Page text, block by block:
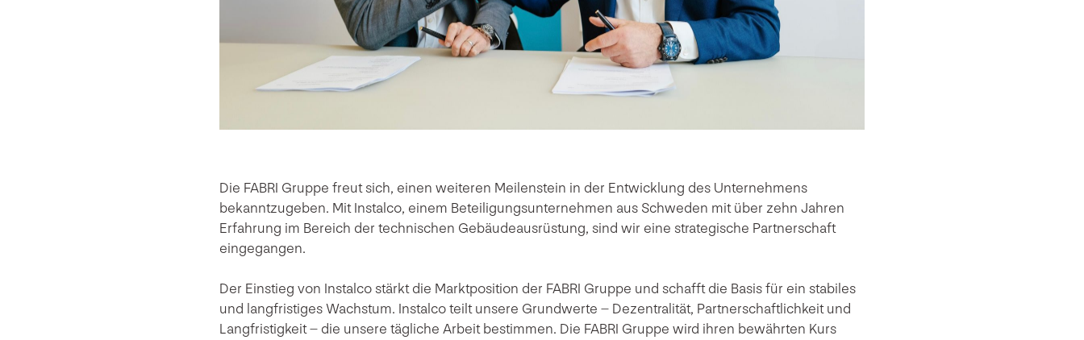
Die FABRI Gruppe freut sich, einen weiteren Meilenstein in der Entwicklung des Unternehmens
bekanntzugeben. Mit Instalco, einem Beteiligungsunternehmen aus Schweden mit über zehn Jahren
Erfahrung im Bereich der technischen Gebäudeausrüstung, sind wir eine strategische Partnerschaft
eingegangen.
Der Einstieg von Instalco stärkt die Marktposition der FABRI Gruppe und schafft die Basis für ein stabiles
und langfristiges Wachstum. Instalco teilt unsere Grundwerte – Dezentralität, Partnerschaftlichkeit und
Langfristigkeit – die unsere tägliche Arbeit bestimmen. Die FABRI Gruppe wird ihren bewährten Kurs